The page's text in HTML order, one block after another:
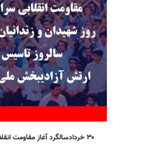
۳۰ خردادسالگرد آغاز مقاومت انقلابی